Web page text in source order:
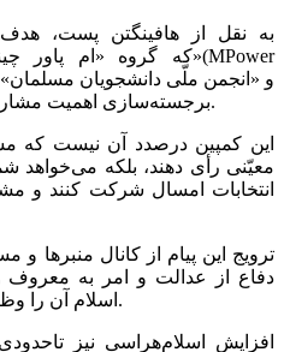
به نقل از هافینگتن پست،
برجسته‌سازی اهمیت مشارکت مسلمانان در انتخابات است.
این کمپین درصدد آن نیست که
معیّنی رأی دهند، بلکه می‌خواهد
انتخابات امسال شرکت کنند و
ترویج این پیام از کانال منبرها
دفاع از عدالت و امر به معروف
اسلام آن را وظیفۀ هر مسلمان بیان کرده است.
افزایش اسلام‌هراسی نیز